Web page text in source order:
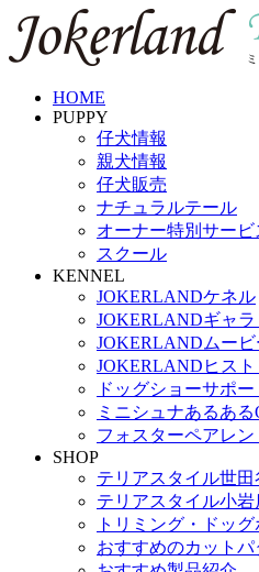
HOME
PUPPY
仔犬情報
親犬情報
仔犬販売
ナチュラルテール
オーナー特別サービ
スクール
KENNEL
JOKERLANDケネル
JOKERLANDギャラ
JOKERLANDムービ
JOKERLANDヒスト
ドッグショーサポー
ミニシュナあるあ
フォスターペアレン
SHOP
テリアスタイル世田
テリアスタイル小岩
トリミング・ドッ
おすすめのカットパ